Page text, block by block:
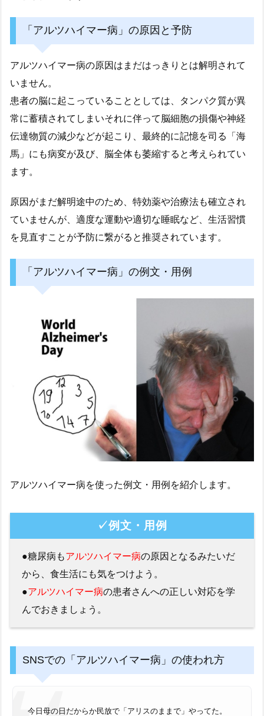
「アルツハイマー病」の原因と予防
アルツハイマー病の原因はまだはっきりとは解明されて
いません。
患者の脳に起こっていることとしては、タンパク質が異
常に蓄積されてしまいそれに伴って脳細胞の損傷や神経
伝達物質の減少などが起こり、最終的に記憶を司る「海
馬」にも病変が及び、脳全体も萎縮すると考えられてい
ます。
原因がまだ解明途中のため、特効薬や治療法も確立され
ていませんが、適度な運動や適切な睡眠など、生活習慣
を見直すことが予防に繋がると推奨されています。
「アルツハイマー病」の例文・用例
アルツハイマー病を使った例文・用例を紹介します。
✓例文・用例
●糖尿病もアルツハイマー病の原因となるみたいだ
から、食生活にも気をつけよう。
●アルツハイマー病の患者さんへの正しい対応を学
んでおきましょう。
SNSでの「アルツハイマー病」の使われ方
今日母の日だからか民放で「アリスのままで」やってた。